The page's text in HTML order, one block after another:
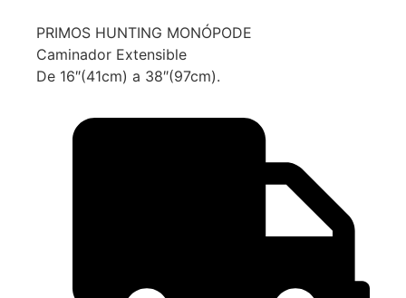
PRIMOS HUNTING MONÓPODE
Caminador Extensible
De 16″(41cm) a 38″(97cm).